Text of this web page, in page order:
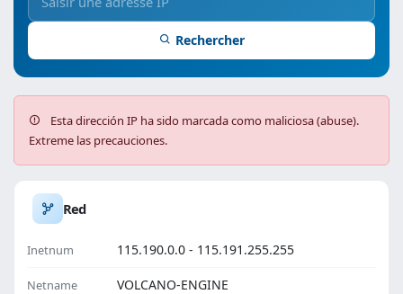
Rechercher
Esta dirección IP ha sido marcada como maliciosa (abuse).
Extreme las precauciones.
Red
Inetnum 115.190.0.0 - 115.191.255.255
Netname VOLCANO-ENGINE